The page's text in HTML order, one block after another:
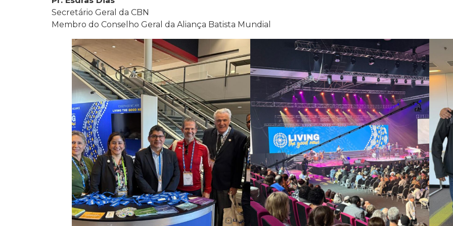
Secretário Geral da CBN
Membro do Conselho Geral da Aliança Batista Mundial